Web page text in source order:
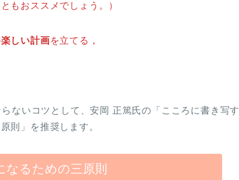
もおススメでしょう。）
楽しい計画を立てる，
ないコツとして、安岡 正篤氏の「こころに書き写す
則」を推奨します。
なるための三原則